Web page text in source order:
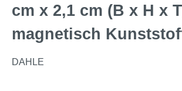
cm x 2,1 cm (B x H x
magnetisch
DAHLE